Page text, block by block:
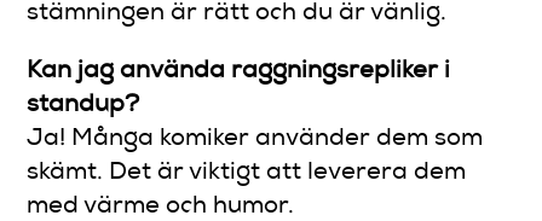
stämningen är rätt och du är vänlig.
Kan jag använda raggningsrepliker i
standup?
Ja! Många komiker använder dem som
skämt. Det är viktigt att leverera dem
med värme och humor.